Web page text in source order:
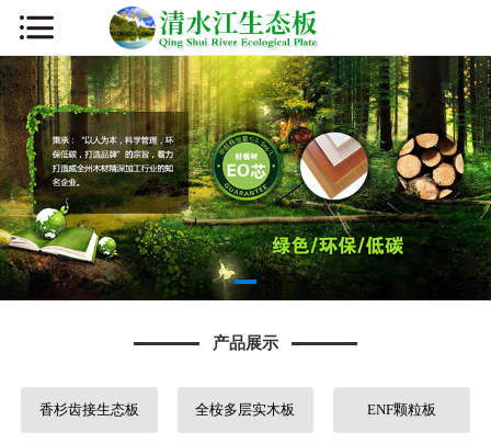
产品展示
香杉齿接生态板 全桉多层实木板 ENF颗粒板
网站首页
公司简介
新闻资讯
产品展示
厂容厂貌
营销网络